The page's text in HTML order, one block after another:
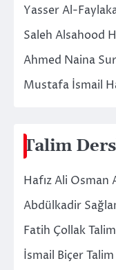
Yasser Al-
Saleh Alsahood
Mustafa İsmail
Talim
Hafız Ali Osman
Abdülkadir
Fatih Çollak
İsmail Biçer